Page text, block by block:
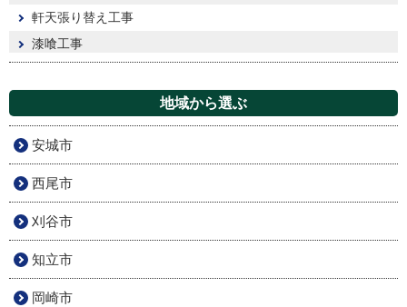
軒天張り替え工事
漆喰工事
地域から選ぶ
安城市
西尾市
刈谷市
知立市
岡崎市